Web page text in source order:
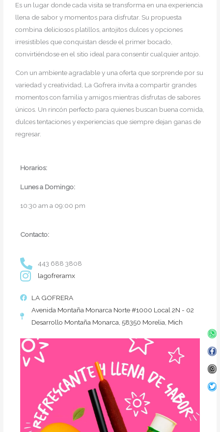
Es un lugar donde cada visita se transforma en una experiencia
llena de sabor y momentos para disfrutar. Su propuesta
combina deliciosos platillos, antojitos dulces y opciones
irresistibles que conquistan desde el primer bocado,
convirtiéndose en el sitio ideal para consentir cualquier antojo.
Con un ambiente agradable y una oferta que sorprende por su
variedad y creatividad, La Gofrera invita a compartir grandes
momentos con familia y amigos mientras disfrutas de sabores
únicos. Un rincón perfecto para quienes buscan buena comida,
dulces tentaciones y experiencias que siempre dejan ganas de
regresar.
Horarios:
Lunes a Domingo:
10:30 am a 09:00 pm
Contacto:
443 688 3808
lagofreramx
LA GOFRERA
Avenida Montaña Monarca Norte #1000 Local 2N - 02
Desarrollo Montaña Monarca, 58350 Morelia, Mich
f